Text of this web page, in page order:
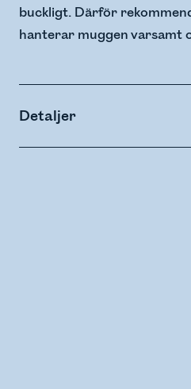
buckligt. Därför
hanterar muggen varsamt
Detaljer